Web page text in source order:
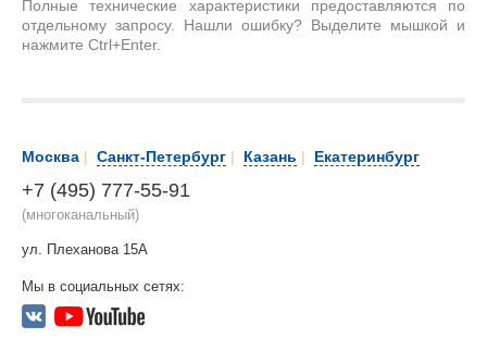
Полные технические характеристики предоставляются по
отдельному запросу. Нашли ошибку? Выделите мышкой и
нажмите Ctrl+Enter.
Москва | Санкт-Петербург | Казань | Екатеринбург
+7 (495) 777-55-91
(многоканальный)
ул. Плеханова 15А
Мы в социальных сетях: